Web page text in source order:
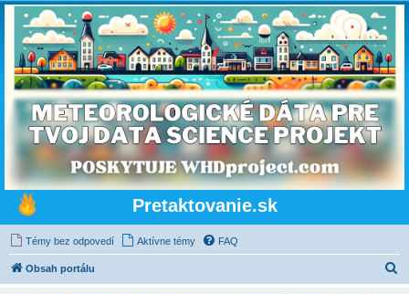
Pretaktovanie.sk
Témy bez odpovedí Aktívne témy FAQ
Obsah portálu